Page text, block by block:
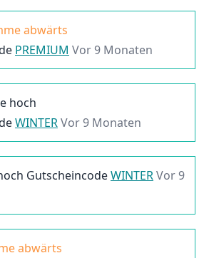
abwärts
PREMIUM Vor 9 Monaten
hoch
WINTERVor 9 Monaten
GutscheincodeWINTERVor 9
abwärts